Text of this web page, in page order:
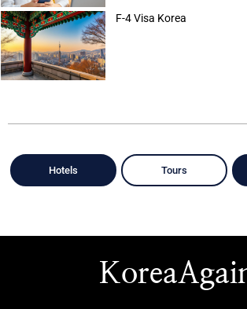
F-4 Visa Korea
Hotels Tours